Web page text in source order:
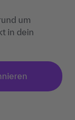
um
in dein